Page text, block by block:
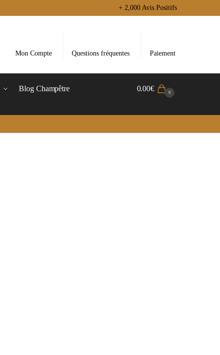
+ 2,000 Avis Positifs
Mon Compte Questions fréquentes Paiement
Blog Champêtre 0.00€ 0